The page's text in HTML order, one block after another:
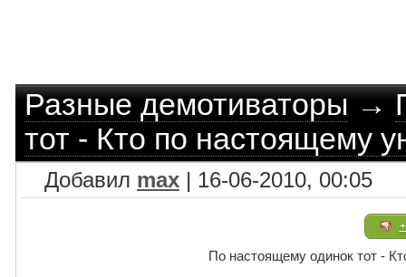
Разные демотиваторы→
тот - Кто по настоящему
Добавил max | 16-06-2010, 00:05
По настоящему одинок тот -